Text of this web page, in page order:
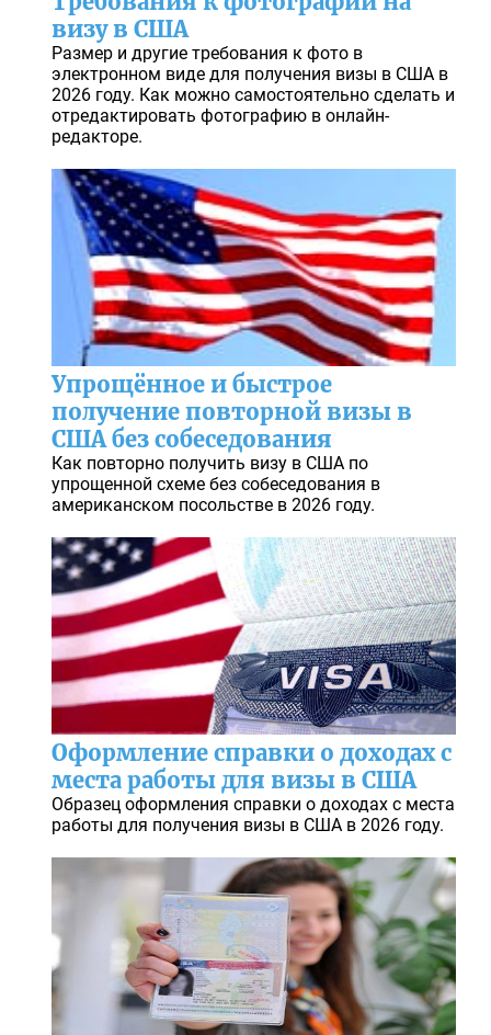
визу в США
Размер и другие требования к фото в
электронном виде для получения визы в США в
2026 году. Как можно самостоятельно сделать и
отредактировать фотографию в онлайн-
редакторе.
Упрощённое и быстрое
получение повторной визы в
США без собеседования
Как повторно получить визу в США по
упрощенной схеме без собеседования в
американском посольстве в 2026 году.
Оформление справки о доходах с
места работы для визы в США
Образец оформления справки о доходах с места
работы для получения визы в США в 2026 году.